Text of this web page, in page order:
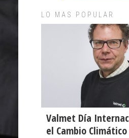
LO MAS POPULAR
Valmet Día
el Cambio Climático